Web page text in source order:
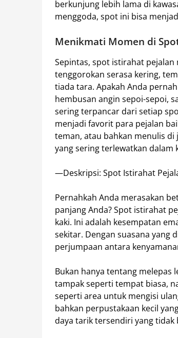
berkunjung lebih lama di
menggoda, spot ini bisa
Menikmati Momen di
Sepintas, spot istirahat pejalan
tenggorokan serasa kering,
tiada tara. Apakah Anda
hembusan angin sepoi-sepoi,
sering terpancar dari setiap
menjadi favorit para pejalan
teman, atau bahkan menulis
yang sering terlewatkan dalam
—Deskripsi: Spot Istirahat
Pernahkah Anda merasakan
panjang Anda? Spot istirahat
kaki. Ini adalah kesempatan
sekitar. Dengan suasana yang
perjumpaan antara
Bukan hanya tentang melepas
tampak seperti tempat biasa,
seperti area untuk mengisi
bahkan perpustakaan kecil
daya tarik tersendiri yang tidak